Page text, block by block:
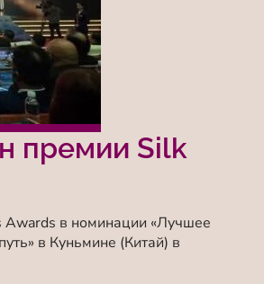
премии Silk
Awards в номинации «Лучшее
в Куньмине (Китай) в